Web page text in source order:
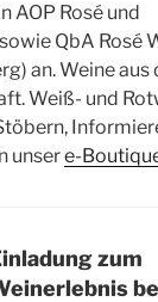
AOP Rosé und
QbA Rosé
an. Weine aus
Weiß- und
unsere-
zum